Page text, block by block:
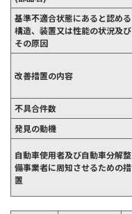
基準不適合状態にあると認める
構造、装置又は性能の状況及び
その原因
改善措置の内容
不具合件数
発見の動機
自動車使用者及び自動車分解整
備事業者に周知させるための措
置